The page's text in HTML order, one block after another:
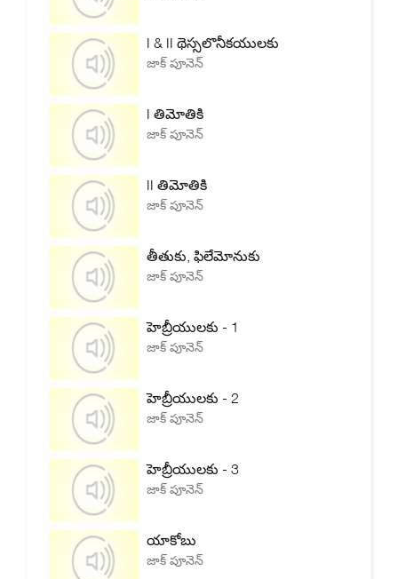
I & II థెస్సలొనీకయులకు
జాక్ పూనెన్
I తిమోతికి
జాక్ పూనెన్
II తిమోతికి
జాక్ పూనెన్
తీతుకు, ఫిలేమోనుకు
జాక్ పూనెన్
హెబ్రీయులకు - 1
జాక్ పూనెన్
హెబ్రీయులకు - 2
జాక్ పూనెన్
హెబ్రీయులకు - 3
జాక్ పూనెన్
యాకోబు
జాక్ పూనెన్